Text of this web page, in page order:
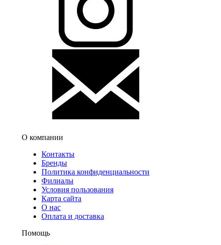
О компании
Контакты
Бренды
Политика конфиденциальности
Филиалы
Условия пользования
Карта сайта
О нас
Оплата и доставка
Помощь